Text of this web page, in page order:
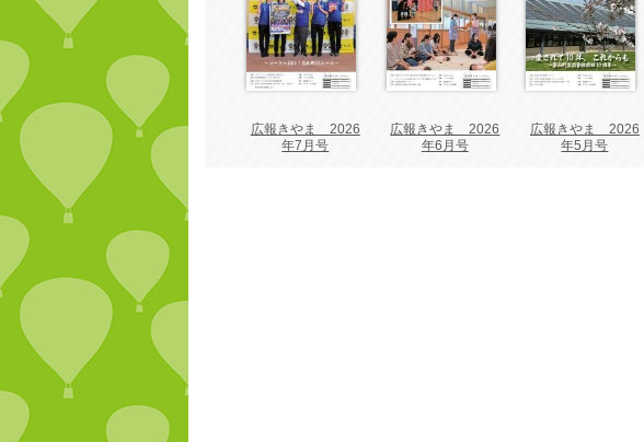
広報きやま 2026
年7月号
広報きやま 2026
年6月号
広報きやま 2026
年5月号